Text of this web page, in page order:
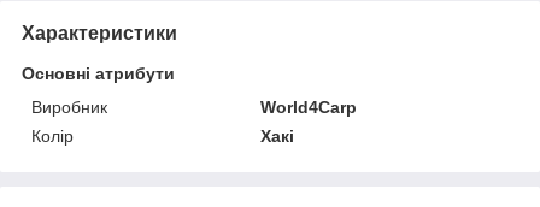
Характеристики
Основні атрибути
Виробник
World4Carp
Колір
Хакі